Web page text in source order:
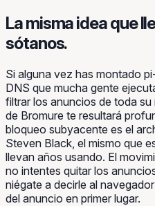
La misma idea que
sótanos.
Si alguna vez has montado
DNS que mucha gente
filtrar los anuncios de toda
de Bromure te resultará
bloqueo subyacente es el
Steven Black, el mismo que
llevan años usando. El
no intentes quitar los
niégate a decirle al
del anuncio en primer lugar.